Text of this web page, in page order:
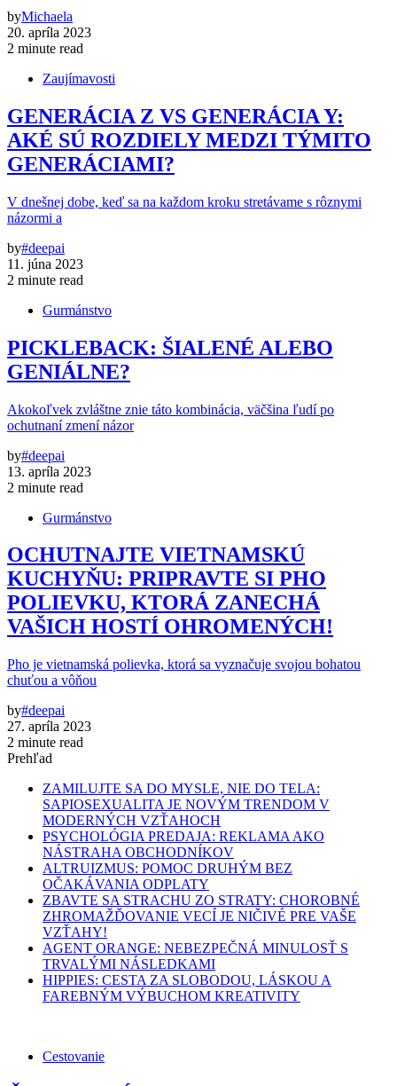
byMichaela
20. apríla 2023
2 minute read
Zaujímavosti
GENERÁCIA Z VS GENERÁCIA Y:
AKÉ SÚ ROZDIELY MEDZI TÝMITO
GENERÁCIAMI?
V dnešnej dobe, keď sa na každom kroku stretávame s rôznymi
názormi a
by#deepai
11. júna 2023
2 minute read
Gurmánstvo
PICKLEBACK: ŠIALENÉ ALEBO
GENIÁLNE?
Akokoľvek zvláštne znie táto kombinácia, väčšina ľudí po
ochutnaní zmení názor
by#deepai
13. apríla 2023
2 minute read
Gurmánstvo
OCHUTNAJTE VIETNAMSKÚ
KUCHYŇU: PRIPRAVTE SI PHO
POLIEVKU, KTORÁ ZANECHÁ
VAŠICH HOSTÍ OHROMENÝCH!
Pho je vietnamská polievka, ktorá sa vyznačuje svojou bohatou
chuťou a vôňou
by#deepai
27. apríla 2023
2 minute read
Prehľad
ZAMILUJTE SA DO MYSLE, NIE DO TELA:
SAPIOSEXUALITA JE NOVÝM TRENDOM V
MODERNÝCH VZŤAHOCH
PSYCHOLÓGIA PREDAJA: REKLAMA AKO
NÁSTRAHA OBCHODNÍKOV
ALTRUIZMUS: POMOC DRUHÝM BEZ
OČAKÁVANIA ODPLATY
ZBAVTE SA STRACHU ZO STRATY: CHOROBNÉ
ZHROMAŽĎOVANIE VECÍ JE NIČIVÉ PRE VAŠE
VZŤAHY!
AGENT ORANGE: NEBEZPEČNÁ MINULOSŤ S
TRVALÝMI NÁSLEDKAMI
HIPPIES: CESTA ZA SLOBODOU, LÁSKOU A
FAREBNÝM VÝBUCHOM KREATIVITY
Cestovanie